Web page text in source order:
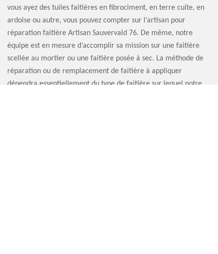
vous ayez des tuiles faitières en fibrociment, en terre cuite, en
ardoise ou autre, vous pouvez compter sur l’artisan pour
réparation faitière Artisan Sauvervald 76. De même, notre
équipe est en mesure d’accomplir sa mission sur une faitière
scellée au mortier ou une faitière posée à sec. La méthode de
réparation ou de remplacement de faitière à appliquer
dépendra essentiellement du type de faitière sur lequel notre